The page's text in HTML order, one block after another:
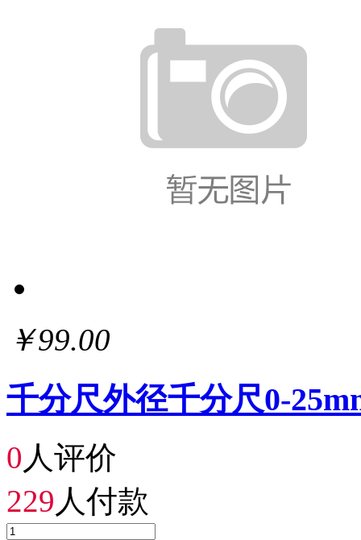
￥99.00
千分尺外径千分尺0-
0 人评价
229 人付款